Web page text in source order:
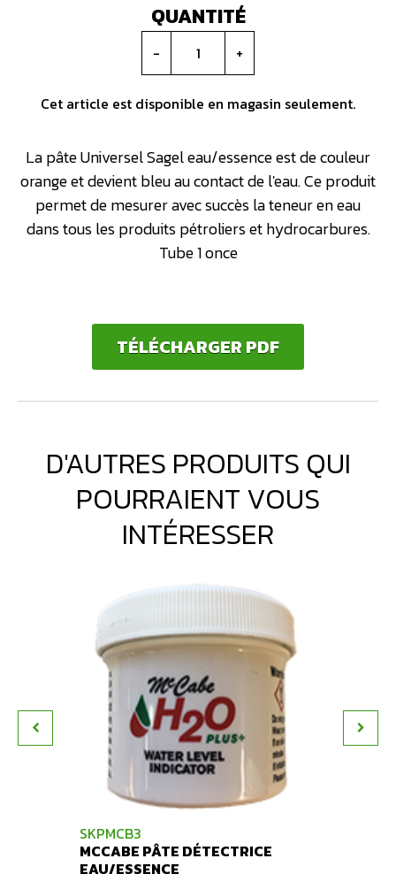
QUANTITÉ
- +
Cet article est disponible en magasin seulement.
La pâte Universel Sagel eau/essence est de couleur
orange et devient bleu au contact de l'eau. Ce produit
permet de mesurer avec succès la teneur en eau
dans tous les produits pétroliers et hydrocarbures.
Tube 1 once
TÉLÉCHARGER PDF
D'AUTRES PRODUITS QUI
POURRAIENT VOUS
INTÉRESSER
SKPMCB3
MCCABE PÂTE DÉTECTRICE
EAU/ESSENCE